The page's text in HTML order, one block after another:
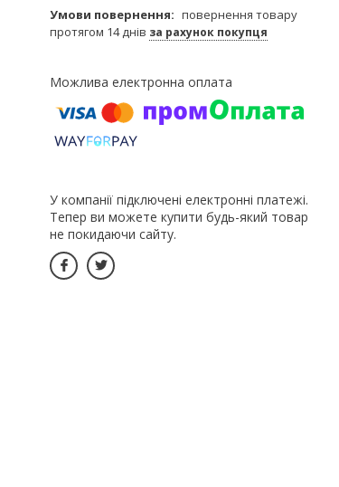
повернення товару
протягом 14 днів за рахунок покупця
У компанії підключені електронні платежі.
Тепер ви можете купити будь-який товар
не покидаючи сайту.